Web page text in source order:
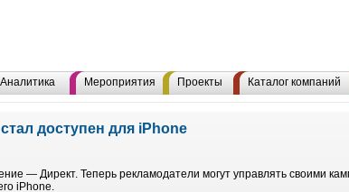
Аналитика Мероприятия Проекты Каталог компаний
доступен для iPhone
— Директ. Теперь рекламодатели могут управлять своими
iPhone.